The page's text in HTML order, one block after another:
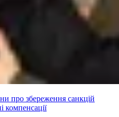
про збереження санкцій
компенсації